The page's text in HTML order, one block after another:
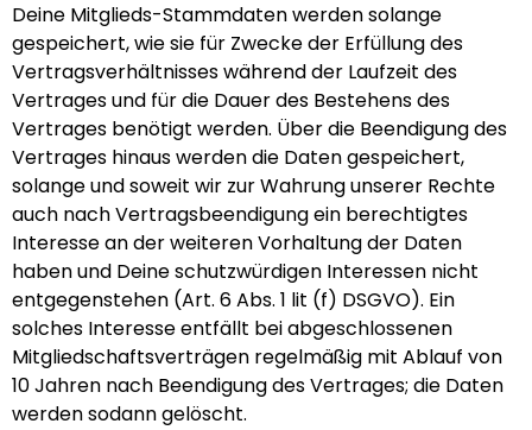
Deine Mitglieds-Stammdaten werden solange
gespeichert, wie sie für Zwecke der Erfüllung des
Vertragsverhältnisses während der Laufzeit des
Vertrages und für die Dauer des Bestehens des
Vertrages benötigt werden. Über die Beendigung des
Vertrages hinaus werden die Daten gespeichert,
solange und soweit wir zur Wahrung unserer Rechte
auch nach Vertragsbeendigung ein berechtigtes
Interesse an der weiteren Vorhaltung der Daten
haben und Deine schutzwürdigen Interessen nicht
entgegenstehen (Art. 6 Abs. 1 lit (f) DSGVO). Ein
solches Interesse entfällt bei abgeschlossenen
Mitgliedschaftsverträgen regelmäßig mit Ablauf von
10 Jahren nach Beendigung des Vertrages; die Daten
werden sodann gelöscht.